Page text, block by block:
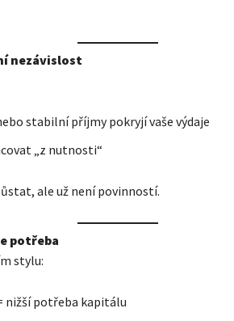
nezávislost
stabilní příjmy pokryjí vaše výdaje
„z nutnosti“
ale už není povinností.
potřeba
stylu:
nižší potřeba kapitálu